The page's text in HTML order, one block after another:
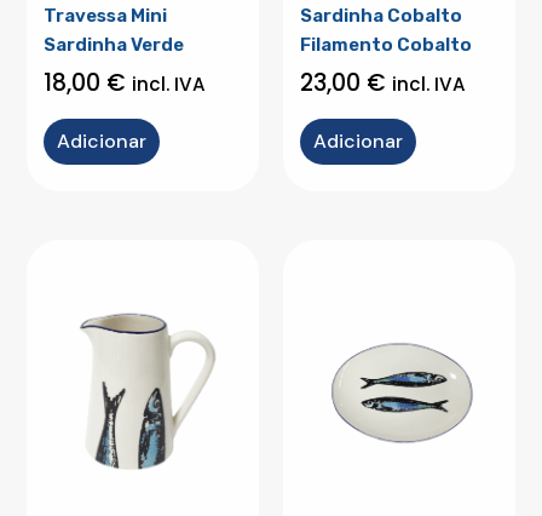
Travessa Mini
Sardinha Verde
18,00 € incl. IVA
Adicionar
Sardinha Cobalto
Filamento Cobalto
23,00 € incl. IVA
Adicionar